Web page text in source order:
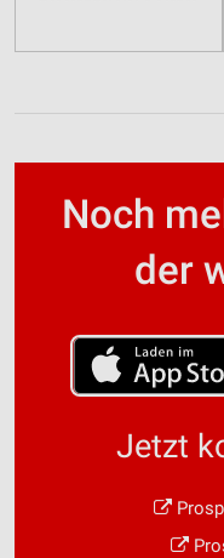
Noch
der
Jetzt